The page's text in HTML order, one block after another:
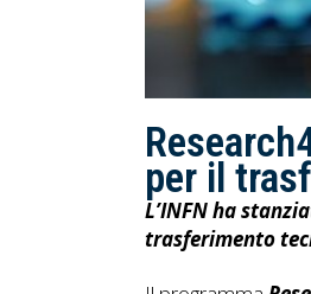
per il
L’INFN ha
trasferimento